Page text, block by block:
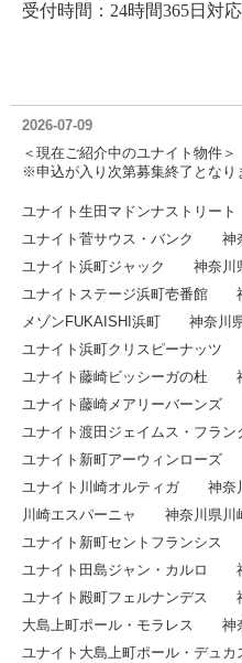
受付時間：24時間365日対応
2026-07-09
＜現在ご紹介中のユナイト物件＞
※申込が入り次第募集終了となり
ユナイト生田マドンナストリー
ユナイト菅サウス・バンク 神
ユナイト浜町ジャック 神奈川
ユナイトステージ浜町壱番館
メゾンFUKAISHI浜町 神奈川県
ユナイト浜町クリスピーナッツ
ユナイト藤崎ビッシーガの杜
ユナイト藤崎メアリーバーンズ
ユナイト渡田ジェイムス・フラ
ユナイト新町アーウィンローズ
ユナイト川崎オルティガ 神奈
川崎エスパーニャ 神奈川県川
ユナイト新町セントフランシス
ユナイト田島ジャン・カルロ
ユナイト殿町フェルナンデス
大島上町ポール・モラレス 神
ユナイト大島上町ポール・デュ